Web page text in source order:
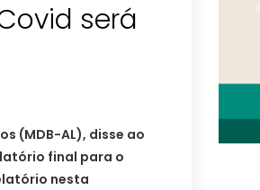
será
(MDB-AL), disse ao
final para o
nesta